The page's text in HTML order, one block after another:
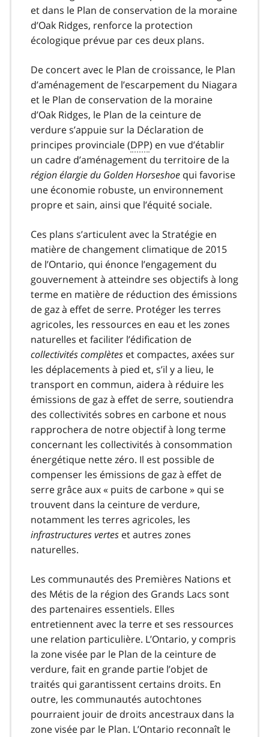
et dans le Plan de conservation de la moraine
d’Oak Ridges, renforce la protection
écologique prévue par ces deux plans.
De concert avec le Plan de croissance, le Plan
d’aménagement de l’escarpement du Niagara
et le Plan de conservation de la moraine
d’Oak Ridges, le Plan de la ceinture de
verdure s’appuie sur la Déclaration de
principes provinciale (DPP) en vue d’établir
un cadre d’aménagement du territoire de la
région élargie du Golden Horseshoe qui favorise
une économie robuste, un environnement
propre et sain, ainsi que l’équité sociale.
Ces plans s’articulent avec la Stratégie en
matière de changement climatique de 2015
de l’Ontario, qui énonce l’engagement du
gouvernement à atteindre ses objectifs à long
terme en matière de réduction des émissions
de gaz à effet de serre. Protéger les terres
agricoles, les ressources en eau et les zones
naturelles et faciliter l’édification de
collectivités complètes et compactes, axées sur
les déplacements à pied et, s’il y a lieu, le
transport en commun, aidera à réduire les
émissions de gaz à effet de serre, soutiendra
des collectivités sobres en carbone et nous
rapprochera de notre objectif à long terme
concernant les collectivités à consommation
énergétique nette zéro. Il est possible de
compenser les émissions de gaz à effet de
serre grâce aux « puits de carbone » qui se
trouvent dans la ceinture de verdure,
notamment les terres agricoles, les
infrastructures vertes et autres zones
naturelles.
Les communautés des Premières Nations et
des Métis de la région des Grands Lacs sont
des partenaires essentiels. Elles
entretiennent avec la terre et ses ressources
une relation particulière. L’Ontario, y compris
la zone visée par le Plan de la ceinture de
verdure, fait en grande partie l’objet de
traités qui garantissent certains droits. En
outre, les communautés autochtones
pourraient jouir de droits ancestraux dans la
zone visée par le Plan. L’Ontario reconnaît le